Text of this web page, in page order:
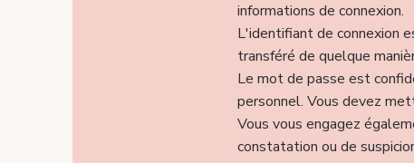
informations de connexion.
L'identifiant de connexion
transféré de quelque
Le mot de passe est
personnel. Vous devez
Vous vous engagez
constatation ou de